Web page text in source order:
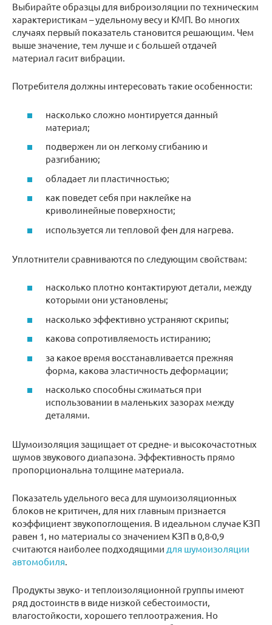
Выбирайте образцы для виброизоляции по техническим
характеристикам – удельному весу и КМП. Во многих
случаях первый показатель становится решающим. Чем
выше значение, тем лучше и с большей отдачей
материал гасит вибрации.
Потребителя должны интересовать такие особенности:
насколько сложно монтируется данный
материал;
подвержен ли он легкому сгибанию и
разгибанию;
обладает ли пластичностью;
как поведет себя при наклейке на
криволинейные поверхности;
используется ли тепловой фен для нагрева.
Уплотнители сравниваются по следующим свойствам:
насколько плотно контактируют детали, между
которыми они установлены;
насколько эффективно устраняют скрипы;
какова сопротивляемость истиранию;
за какое время восстанавливается прежняя
форма, какова эластичность деформации;
насколько способны сжиматься при
использовании в маленьких зазорах между
деталями.
Шумоизоляция защищает от средне- и высокочастотных
шумов звукового диапазона. Эффективность прямо
пропорциональна толщине материала.
Показатель удельного веса для шумоизоляционных
блоков не критичен, для них главным признается
коэффициент звукопоглощения. В идеальном случае КЗП
равен 1, но материалы со значением КЗП в 0,8-0,9
считаются наиболее подходящими для шумоизоляции
автомобиля.
Продукты звуко- и теплоизоляционной группы имеют
ряд достоинств в виде низкой себестоимости,
влагостойкости, хорошего теплоотражения. Но